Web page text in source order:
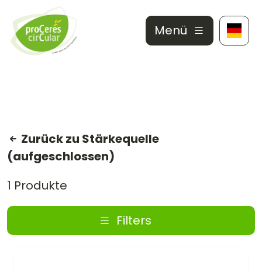
Menü
Zurück zu Stärkequelle
(aufgeschlossen)
1 Produkte
Filters